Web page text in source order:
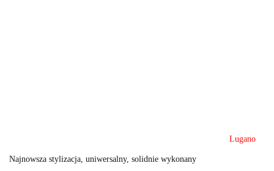
Lugano
Najnowsza stylizacja, uniwersalny, solidnie wykonany